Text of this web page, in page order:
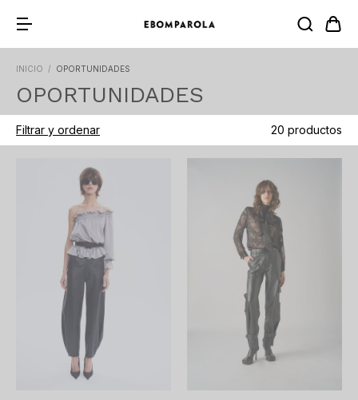
INICIO / OPORTUNIDADES
OPORTUNIDADES
Filtrar y ordenar 20 productos